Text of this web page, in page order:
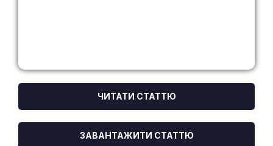
ЧИТАТИ СТАТТЮ
ЗАВАНТАЖИТИ СТАТТЮ